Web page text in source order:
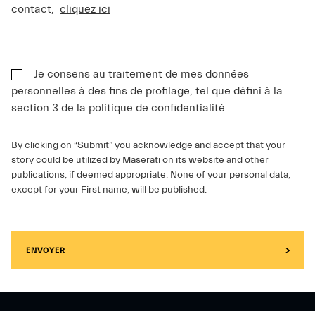
contact, cliquez ici
Je consens au traitement de mes données
personnelles à des fins de profilage, tel que défini à la
section 3 de la politique de confidentialité
By clicking on “Submit” you acknowledge and accept that your
story could be utilized by Maserati on its website and other
publications, if deemed appropriate. None of your personal data,
except for your First name, will be published.
ENVOYER